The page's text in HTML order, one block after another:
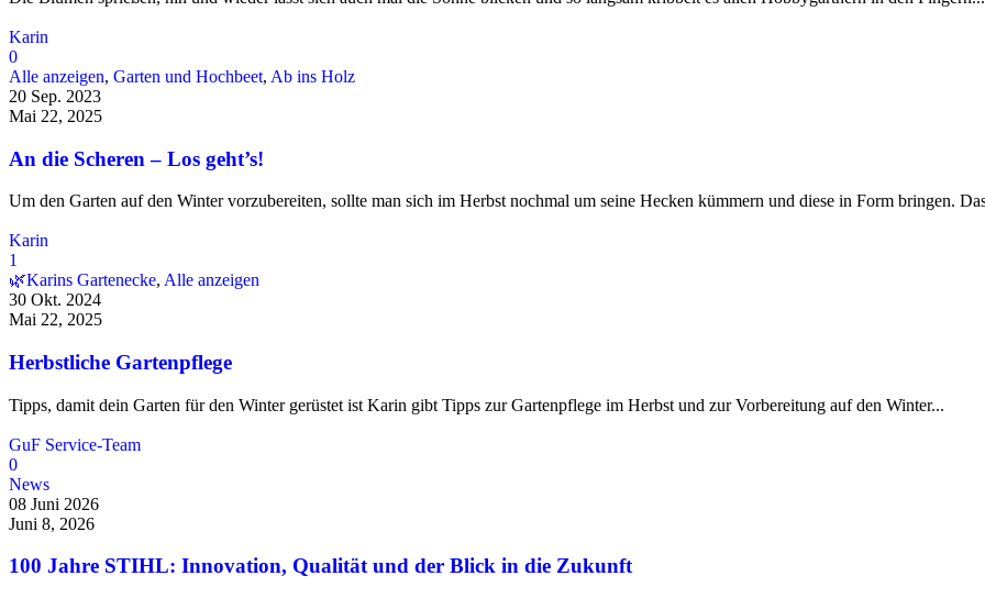
Karin
0
Alle anzeigen, Garten und Hochbeet, Ab ins Holz
20 Sep. 2023
Mai 22, 2025
An die Scheren – Los geht’s!
Um den Garten auf den Winter vorzubereiten, sollte man sich im Herbst nochmal um seine Hecken kümmern und diese in Form bringen.
Karin
1
🌿Karins Gartenecke, Alle anzeigen
30 Okt. 2024
Mai 22, 2025
Herbstliche Gartenpflege
Tipps, damit dein Garten für den Winter gerüstet ist Karin gibt Tipps zur Gartenpflege im Herbst und zur Vorbereitung auf den Winter...
GuF Service-Team
0
News
08 Juni 2026
Juni 8, 2026
100 Jahre STIHL: Innovation, Qualität und der Blick in die Zukunft